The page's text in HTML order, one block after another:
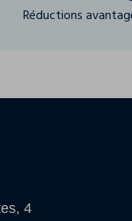
Réductions
4